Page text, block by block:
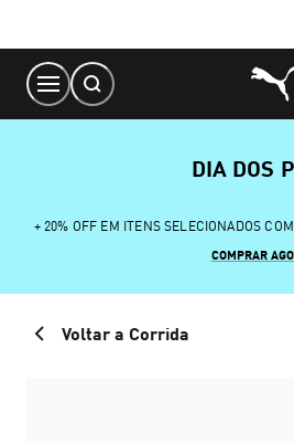
Content
DIA DOS
+ 20% OFF EM ITENS SELECIONADOS
COMPRAR
Voltar a Corrida